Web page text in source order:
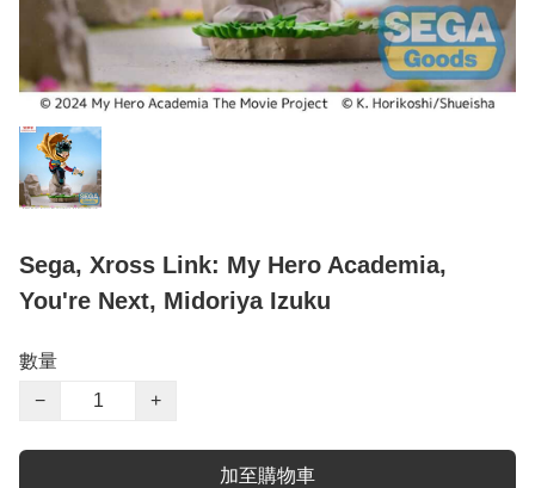
Sega, Xross Link: My Hero Academia,
You're Next, Midoriya Izuku
數量
−
+
加至購物車